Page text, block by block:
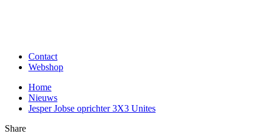
Contact
Webshop
Home
Nieuws
Jesper Jobse oprichter 3X3 Unites
Share